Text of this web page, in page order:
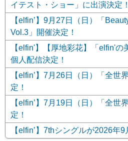
イテスト・ショー」に出演決定！
【elfin’】9月27日（日）「
Vol.3」開催決定！
【elfin'】【厚地彩花】「elfin'の
個人配信決定！
【elfin’】7月26日（日）「全世
定！
【elfin’】7月19日（日）「全世
定！
【elfin’】7thシングルが2026年